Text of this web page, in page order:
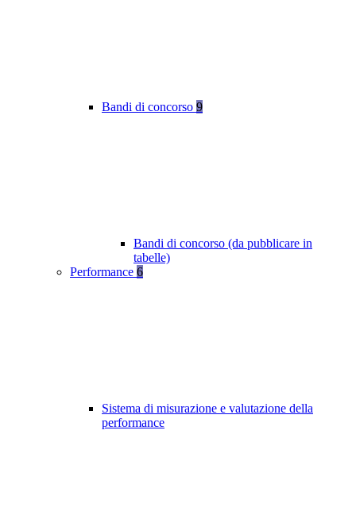
Bandi di concorso 9
Bandi di concorso (da pubblicare in
tabelle)
Performance 6
Sistema di misurazione e valutazione della
performance